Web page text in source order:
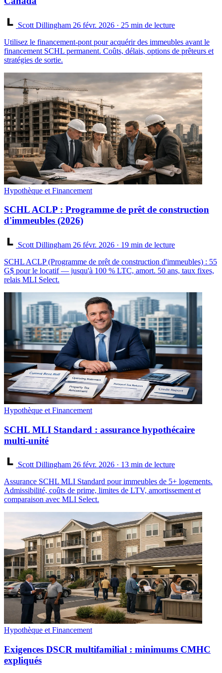
Scott Dillingham 26 févr. 2026 · 25 min de lecture
Utilisez le financement-pont pour acquérir des immeubles avant le
financement SCHL permanent. Coûts, délais, options de prêteurs et
stratégies de sortie.
Hypothèque et Financement
SCHL ACLP : Programme de prêt de construction
d'immeubles (2026)
Scott Dillingham 26 févr. 2026 · 19 min de lecture
SCHL ACLP (Programme de prêt de construction d'immeubles) : 55
G$ pour le locatif — jusqu'à 100 % LTC, amort. 50 ans, taux fixes,
relais MLI Select.
Hypothèque et Financement
SCHL MLI Standard : assurance hypothécaire
multi-unité
Scott Dillingham 26 févr. 2026 · 13 min de lecture
Assurance SCHL MLI Standard pour immeubles de 5+ logements.
Admissibilité, coûts de prime, limites de LTV, amortissement et
comparaison avec MLI Select.
Hypothèque et Financement
Exigences DSCR multifamilial : minimums CMHC
expliqués